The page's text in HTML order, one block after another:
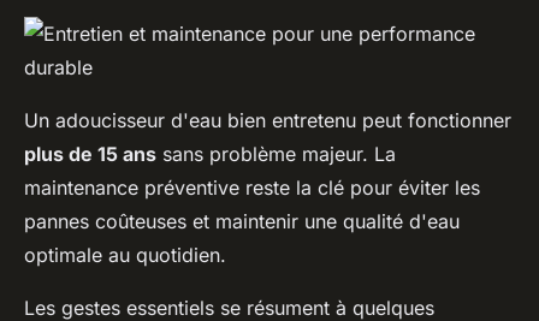
Un adoucisseur d'eau bien entretenu peut fonctionner
plus de 15 ans sans problème majeur. La
maintenance préventive reste la clé pour éviter les
pannes coûteuses et maintenir une qualité d'eau
optimale au quotidien.
Les gestes essentiels se résument à quelques